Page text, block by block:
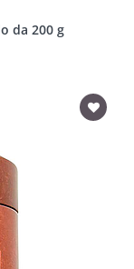
da 200 g